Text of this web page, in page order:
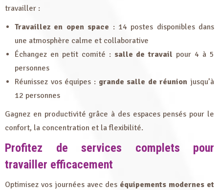
travailler :
Travaillez en open space : 14 postes disponibles dans
une atmosphère calme et collaborative
Échangez en petit comité : salle de travail pour 4 à 5
personnes
Réunissez vos équipes : grande salle de réunion jusqu’à
12 personnes
Gagnez en productivité grâce à des espaces pensés pour le
confort, la concentration et la flexibilité.
Profitez de services complets pour
travailler efficacement
Optimisez vos journées avec des équipements modernes et